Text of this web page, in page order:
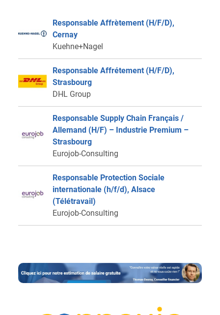
Responsable Affrètement (H/F/D),
Cernay
Kuehne+Nagel
Responsable Affrétement (H/F/D),
Strasbourg
DHL Group
Responsable Supply Chain Français /
Allemand (H/F) – Industrie Premium –
Strasbourg
Eurojob-Consulting
Responsable Protection Sociale
internationale (h/f/d), Alsace
(Télétravail)
Eurojob-Consulting